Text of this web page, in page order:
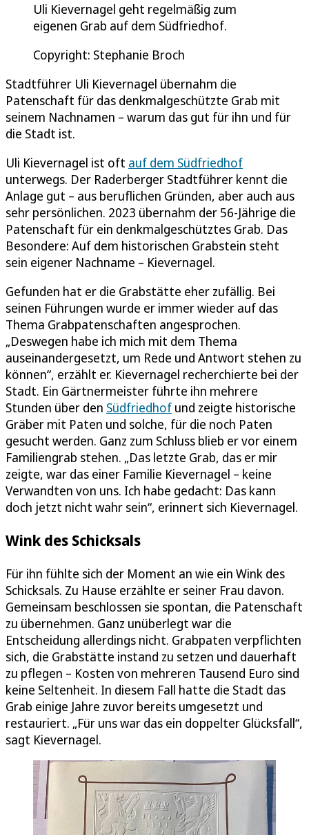
Uli Kievernagel geht regelmäßig zum
eigenen Grab auf dem Südfriedhof.
Copyright: Stephanie Broch
Stadtführer Uli Kievernagel übernahm die
Patenschaft für das denkmalgeschützte Grab mit
seinem Nachnamen – warum das gut für ihn und für
die Stadt ist.
Uli Kievernagel ist oft auf dem Südfriedhof
unterwegs. Der Raderberger Stadtführer kennt die
Anlage gut – aus beruflichen Gründen, aber auch aus
sehr persönlichen. 2023 übernahm der 56-Jährige die
Patenschaft für ein denkmalgeschütztes Grab. Das
Besondere: Auf dem historischen Grabstein steht
sein eigener Nachname – Kievernagel.
Gefunden hat er die Grabstätte eher zufällig. Bei
seinen Führungen wurde er immer wieder auf das
Thema Grabpatenschaften angesprochen.
„Deswegen habe ich mich mit dem Thema
auseinandergesetzt, um Rede und Antwort stehen zu
können“, erzählt er. Kievernagel recherchierte bei der
Stadt. Ein Gärtnermeister führte ihn mehrere
Stunden über den Südfriedhof und zeigte historische
Gräber mit Paten und solche, für die noch Paten
gesucht werden. Ganz zum Schluss blieb er vor einem
Familiengrab stehen. „Das letzte Grab, das er mir
zeigte, war das einer Familie Kievernagel – keine
Verwandten von uns. Ich habe gedacht: Das kann
doch jetzt nicht wahr sein“, erinnert sich Kievernagel.
Wink des Schicksals
Für ihn fühlte sich der Moment an wie ein Wink des
Schicksals. Zu Hause erzählte er seiner Frau davon.
Gemeinsam beschlossen sie spontan, die Patenschaft
zu übernehmen. Ganz unüberlegt war die
Entscheidung allerdings nicht. Grabpaten verpflichten
sich, die Grabstätte instand zu setzen und dauerhaft
zu pflegen – Kosten von mehreren Tausend Euro sind
keine Seltenheit. In diesem Fall hatte die Stadt das
Grab einige Jahre zuvor bereits umgesetzt und
restauriert. „Für uns war das ein doppelter Glücksfall“,
sagt Kievernagel.